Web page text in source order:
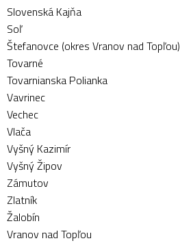
Slovenská Kajňa
Soľ
Štefanovce (okres Vranov nad Topľou)
Tovarné
Tovarnianska Polianka
Vavrinec
Vechec
Vlača
Vyšný Kazimír
Vyšný Žipov
Zámutov
Zlatník
Žalobín
Vranov nad Topľou